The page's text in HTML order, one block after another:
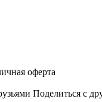
оферта
Поделиться с